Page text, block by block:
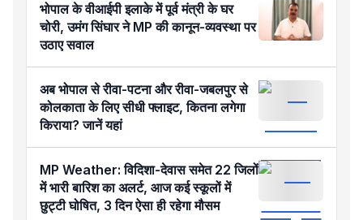
भोपाल के वीआईपी इलाके में पूर्व मंत्री के घर
चोरी, उमंग सिंघार ने MP की कानून-व्यवस्था पर
उठाए सवाल
अब भोपाल से रीवा-पटना और रीवा-जबलपुर से
कोलकाता के लिए सीधी फ्लाइट, कितना लगेगा
किराया? जानें यहां
MP Weather: विदिशा-देवास समेत 22 जिलों
में भारी बारिश का अलर्ट, आज कई स्कूलों में
छुट्टी घोषित, 3 दिन ऐसा ही रहेगा मौसम